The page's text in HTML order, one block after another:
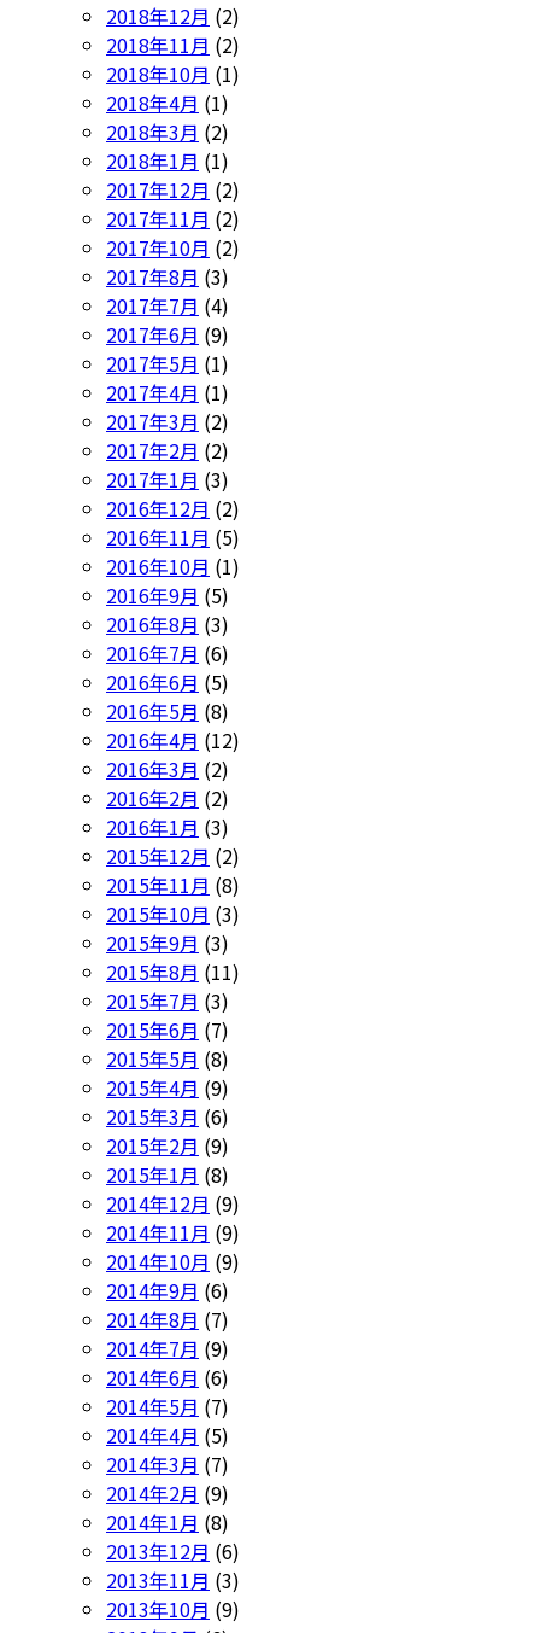
2018年12月 (2)
2018年11月 (2)
2018年10月 (1)
2018年4月 (1)
2018年3月 (2)
2018年1月 (1)
2017年12月 (2)
2017年11月 (2)
2017年10月 (2)
2017年8月 (3)
2017年7月 (4)
2017年6月 (9)
2017年5月 (1)
2017年4月 (1)
2017年3月 (2)
2017年2月 (2)
2017年1月 (3)
2016年12月 (2)
2016年11月 (5)
2016年10月 (1)
2016年9月 (5)
2016年8月 (3)
2016年7月 (6)
2016年6月 (5)
2016年5月 (8)
2016年4月 (12)
2016年3月 (2)
2016年2月 (2)
2016年1月 (3)
2015年12月 (2)
2015年11月 (8)
2015年10月 (3)
2015年9月 (3)
2015年8月 (11)
2015年7月 (3)
2015年6月 (7)
2015年5月 (8)
2015年4月 (9)
2015年3月 (6)
2015年2月 (9)
2015年1月 (8)
2014年12月 (9)
2014年11月 (9)
2014年10月 (9)
2014年9月 (6)
2014年8月 (7)
2014年7月 (9)
2014年6月 (6)
2014年5月 (7)
2014年4月 (5)
2014年3月 (7)
2014年2月 (9)
2014年1月 (8)
2013年12月 (6)
2013年11月 (3)
2013年10月 (9)